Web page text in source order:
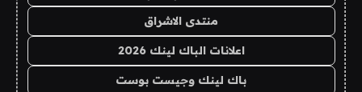
منتدى الاشراق
اعلانات الباك لينك 2026
باك لينك وجيست بوست